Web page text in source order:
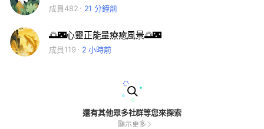
成員482 21 分鐘前
🌅🌃心靈正能量療癒風景🌅🌃
成員119 2 小時前
還有其他眾多社群等您來探索
顯示更多